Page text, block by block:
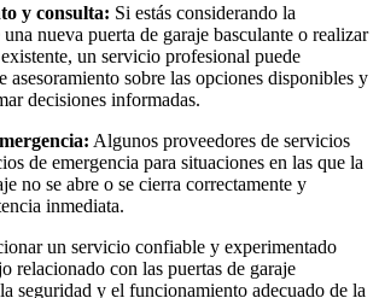
y consulta: Si estás considerando la
nueva puerta de garaje basculante o realizar
un servicio profesional puede
asesoramiento sobre las opciones disponibles y
decisiones informadas.
Algunos proveedores de servicios
de emergencia para situaciones en las que la
no se abre o se cierra correctamente y
inmediata.
un servicio confiable y experimentado
relacionado con las puertas de garaje
seguridad y el funcionamiento adecuado de la